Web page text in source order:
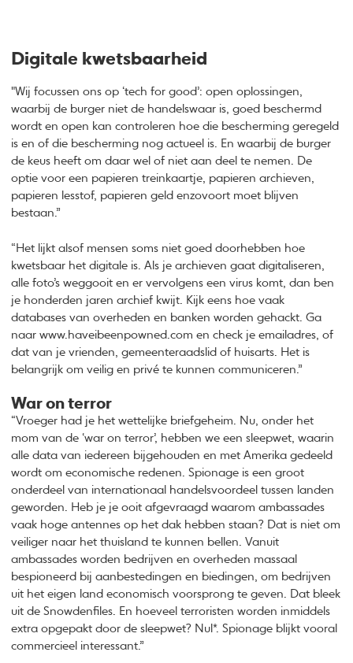
Digitale kwetsbaarheid
"Wij focussen ons op ‘tech for good’: open oplossingen,
waarbij de burger niet de handelswaar is, goed beschermd
wordt en open kan controleren hoe die bescherming geregeld
is en of die bescherming nog actueel is. En waarbij de burger
de keus heeft om daar wel of niet aan deel te nemen. De
optie voor een papieren treinkaartje, papieren archieven,
papieren lesstof, papieren geld enzovoort moet blijven
bestaan.”
“Het lijkt alsof mensen soms niet goed doorhebben hoe
kwetsbaar het digitale is. Als je archieven gaat digitaliseren,
alle foto’s weggooit en er vervolgens een virus komt, dan ben
je honderden jaren archief kwijt. Kijk eens hoe vaak
databases van overheden en banken worden gehackt. Ga
naar www.haveibeenpowned.com en check je emailadres, of
dat van je vrienden, gemeenteraadslid of huisarts. Het is
belangrijk om veilig en privé te kunnen communiceren.”
War on terror
“Vroeger had je het wettelijke briefgeheim. Nu, onder het
mom van de ‘war on terror’, hebben we een sleepwet, waarin
alle data van iedereen bijgehouden en met Amerika gedeeld
wordt om economische redenen. Spionage is een groot
onderdeel van internationaal handelsvoordeel tussen landen
geworden. Heb je je ooit afgevraagd waarom ambassades
vaak hoge antennes op het dak hebben staan? Dat is niet om
veiliger naar het thuisland te kunnen bellen. Vanuit
ambassades worden bedrijven en overheden massaal
bespioneerd bij aanbestedingen en biedingen, om bedrijven
uit het eigen land economisch voorsprong te geven. Dat bleek
uit de Snowdenfiles. En hoeveel terroristen worden inmiddels
extra opgepakt door de sleepwet? Nul*. Spionage blijkt vooral
commercieel interessant.”